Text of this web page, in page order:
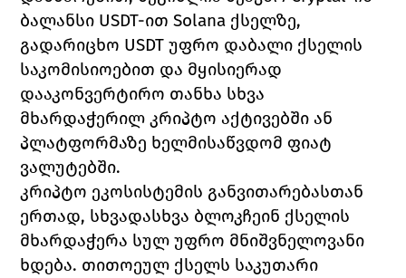
ბალანსი USDT-ით Solana ქსელზე,
გადარიცხო USDT უფრო დაბალი ქსელის
საკომისიოებით და მყისიერად
დააკონვერტირო თანხა სხვა
მხარდაჭერილ კრიპტო აქტივებში ან
პლატფორმაზე ხელმისაწვდომ ფიატ
ვალუტებში.
კრიპტო ეკოსისტემის განვითარებასთან
ერთად, სხვადასხვა ბლოკჩეინ ქსელის
მხარდაჭერა სულ უფრო მნიშვნელოვანი
ხდება. თითოეულ ქსელს საკუთარი